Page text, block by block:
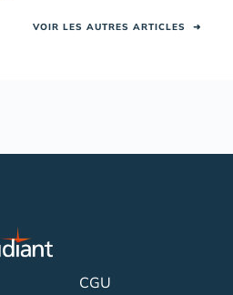
VOIR LES AUTRES ARTICLES ➜
CGU